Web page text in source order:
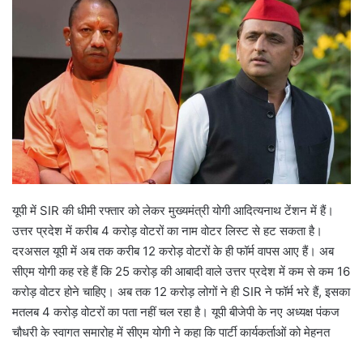
यूपी में SIR की धीमी रफ्तार को लेकर मुख्यमंत्री योगी आदित्यनाथ टेंशन में हैं।
उत्तर प्रदेश में करीब 4 करोड़ वोटरों का नाम वोटर लिस्ट से हट सकता है।
दरअसल यूपी में अब तक करीब 12 करोड़ वोटरों के ही फॉर्म वापस आए हैं। अब
सीएम योगी कह रहे हैं कि 25 करोड़ की आबादी वाले उत्तर प्रदेश में कम से कम 16
करोड़ वोटर होने चाहिए। अब तक 12 करोड़ लोगों ने ही SIR ने फॉर्म भरे हैं, इसका
मतलब 4 करोड़ वोटरों का पता नहीं चल रहा है। यूपी बीजेपी के नए अध्यक्ष पंकज
चौधरी के स्वागत समारोह में सीएम योगी ने कहा कि पार्टी कार्यकर्ताओं को मेहनत